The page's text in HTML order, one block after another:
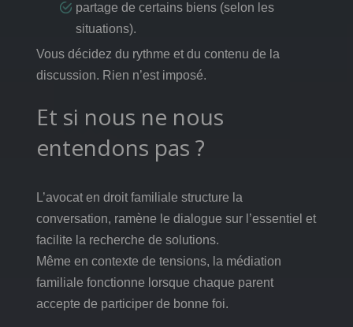
partage de certains biens (selon les
situations).
Vous décidez du rythme et du contenu de la
discussion. Rien n’est imposé.
Et si nous ne nous
entendons pas ?
L’avocat en droit familiale structure la
conversation, ramène le dialogue sur l’essentiel et
facilite la recherche de solutions.
Même en contexte de tensions, la médiation
familiale fonctionne lorsque chaque parent
accepte de participer de bonne foi.